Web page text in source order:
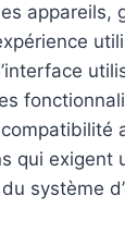
appareils,
qui exigent
système